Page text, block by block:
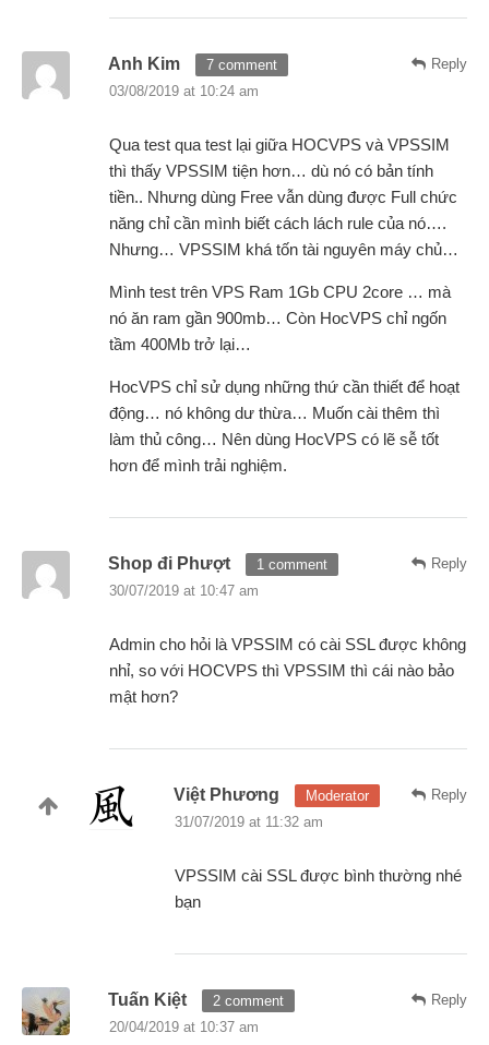
Reply
Anh Kim
7 comment
03/08/2019 at 10:24 am
Qua test qua test lại giữa HOCVPS và VPSSIM
thì thấy VPSSIM tiện hơn… dù nó có bản tính
tiền.. Nhưng dùng Free vẫn dùng được Full chức
năng chỉ cần mình biết cách lách rule của nó….
Nhưng… VPSSIM khá tốn tài nguyên máy chủ…
Mình test trên VPS Ram 1Gb CPU 2core … mà
nó ăn ram gần 900mb… Còn HocVPS chỉ ngốn
tầm 400Mb trở lại…
HocVPS chỉ sử dụng những thứ cần thiết để hoạt
động… nó không dư thừa… Muốn cài thêm thì
làm thủ công… Nên dùng HocVPS có lẽ sễ tốt
hơn để mình trải nghiệm.
Reply
Shop đi Phượt
1 comment
30/07/2019 at 10:47 am
Admin cho hỏi là VPSSIM có cài SSL được không
nhỉ, so với HOCVPS thì VPSSIM thì cái nào bảo
mật hơn?
Reply
Việt Phương
Moderator
31/07/2019 at 11:32 am
VPSSIM cài SSL được bình thường nhé
bạn
Reply
Tuấn Kiệt
2 comment
20/04/2019 at 10:37 am